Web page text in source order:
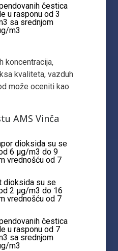
čestica
u rasponu od 3
sa srednjom
m3
koncentracija,
kvaliteta, vazduh
može oceniti kao
AMS Vinča
dioksida su se
6 µg/m3 do 9
vrednošću od 7
dioksida su se
2 µg/m3 do 16
vrednošću od 7
čestica
u rasponu od 7
sa srednjom
m3